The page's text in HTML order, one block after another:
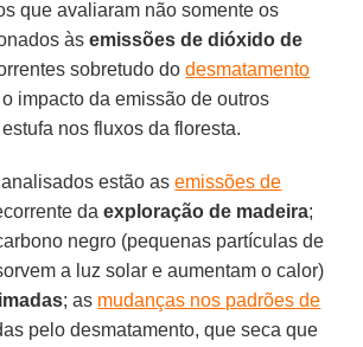
que avaliaram não somente os
àsemissões de dióxido de
sobretudo dodesmatamento
impacto da emissão de outros
nos fluxos da floresta.
estão asemissões de
daexploração de madeira;
negro (pequenas partículas de
a luz solar e aumentam o calor)
; as mudanças nos padrões de
pelo desmatamento, que seca que